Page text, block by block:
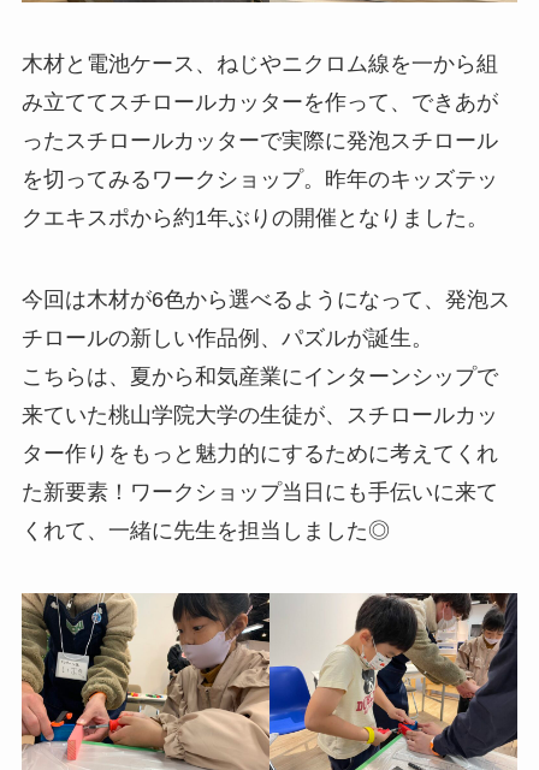
木材と電池ケース、ねじやニクロム線を一から組
み立ててスチロールカッターを作って、できあが
ったスチロールカッターで実際に発泡スチロール
を切ってみるワークショップ。昨年のキッズテッ
クエキスポから約1年ぶりの開催となりました。
今回は木材が6色から選べるようになって、発泡ス
チロールの新しい作品例、パズルが誕生。
こちらは、夏から和気産業にインターンシップで
来ていた桃山学院大学の生徒が、スチロールカッ
ター作りをもっと魅力的にするために考えてくれ
た新要素！ワークショップ当日にも手伝いに来て
くれて、一緒に先生を担当しました◎